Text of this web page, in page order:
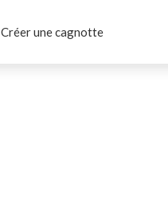
Créer une cagnotte